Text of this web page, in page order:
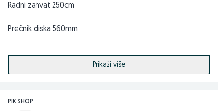
Radni zahvat 250cm
Prečnik diska 560mm
Udaljenost između diskova 25cm
Težina 1300kg
Prikaži više
PIK SHOP